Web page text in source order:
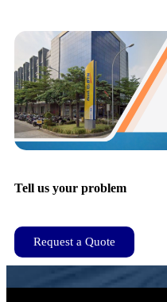
Tell us your problem
Request a Quote